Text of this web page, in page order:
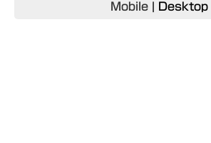
Mobile Desktop